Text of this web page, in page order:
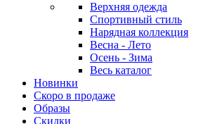
Верхняя одежда
Спортивный стиль
Нарядная коллекция
Весна - Лето
Осень - Зима
Весь каталог
Новинки
Скоро в продаже
Образы
Скидки